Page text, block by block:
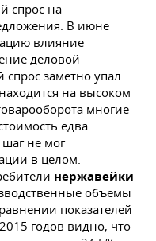
спрос на
В июне
влияние
деловой
заметно упал.
на высоком
многие
едва
не мог
в целом.
нержавейки
объемы
показателей
годов видно, что